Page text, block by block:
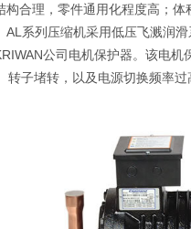
合理，零件通用化程度高；体
系列压缩机采用低压飞溅润滑
公司电机保护器。该电
转子堵转，以及电源切换频率过